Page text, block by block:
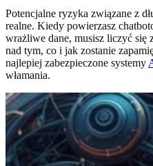
Potencjalne ryzyka związane z
realne. Kiedy powierzasz
wrażliwe dane, musisz liczyć się
nad tym, co i jak zostanie
najlepiej zabezpieczone systemy
włamania.